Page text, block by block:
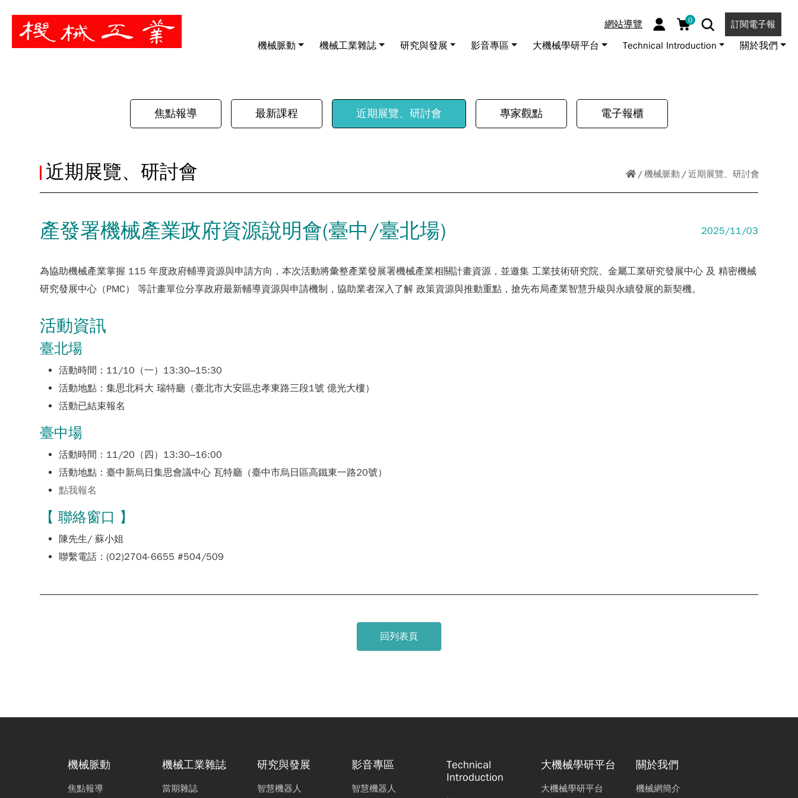
網站導覽 0 訂閱電子報
機械脈動 機械工業雜誌 研究與發展 影音專區 大機械學研平台 Technical Introduction 關於我們
暫停
焦點報導 最新課程 近期展覽、研討會 專家觀點 電子報櫃
機械脈動 近期展覽、研討會
近期展覽、研討會
產發署機械產業政府資源說明會(臺中/臺北場) 2025/11/03
為協助機械產業掌握 115 年度政府輔導資源與申請方向，本次活動將彙整產業發展署機械產業相關計畫資源，並邀集 工業技術研究院、金屬工業研究發展中心 及 精密機械
研究發展中心（PMC） 等計畫單位分享政府最新輔導資源與申請機制，協助業者深入了解 政策資源與推動重點，搶先布局產業智慧升級與永續發展的新契機。
活動資訊
臺北場
活動時間：11/10（一）13:30–15:30
活動地點：集思北科大 瑞特廳（臺北市大安區忠孝東路三段1號 億光大樓）
活動已結束報名
臺中場
活動時間：11/20（四）13:30–16:00
活動地點：臺中新烏日集思會議中心 瓦特廳（臺中市烏日區高鐵東一路20號）
點我報名
【 聯絡窗口 】
陳先生/ 蘇小姐
聯繫電話：(02)2704-6655 #504/509
回列表頁
機械脈動
焦點報導
機械工業雜誌
當期雜誌
研究與發展
智慧機器人
影音專區
智慧機器人
Technical
Introduction
大機械學研平台
大機械學研平台
關於我們
機械網簡介